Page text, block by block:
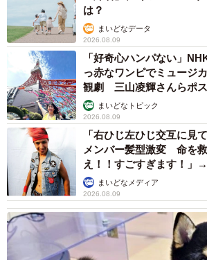
しっかり目を合わせてお話する姿にも癒されます
そう（Momo&HandさんInstagramよりスクリーン
――弟くんも生まれ、2歳のお兄ちゃん
弟が泣いていると「はいはーい！だいじ
隣にそっと添い寝してくれたり、2人で
そして、起きた瞬間から寝るまでずっ
最近では家に遊びに来たじいじ、ばあ
「おつかれさま！またきてね！」と言っ
絡ノートを手に持って「きょうは…ブ
びました！」等、文字を読んでいるみ
を教えてくれてみんなを笑わせています
は？
まいどなデータ
2026.08.09
「好奇心ハンパない」
っ赤なワンピでミュージ
観劇 三山凌輝さんらポ
まいどなトピック
2026.08.09
「右ひじ左ひじ交互に見
メンバー髪型激変 命を
え！！すごすぎます！」
まいどなメディア
2026.08.09